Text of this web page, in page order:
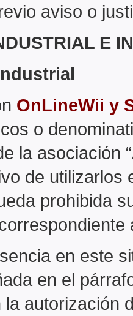
aviso o
E
OnLineWii y
o
la asociación
de utilizarlos
prohibida
en este
en el
autorización